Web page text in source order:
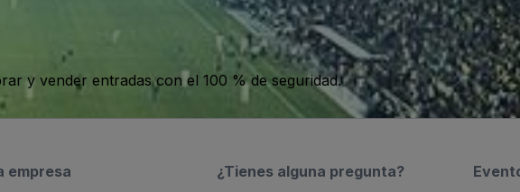
y vender entradas con el 100 % de seguridad.
empresa ¿Tienes alguna pregunta?